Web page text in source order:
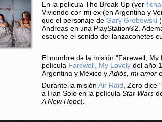
En la pelicula The Break-Up (ver ficha
Viviendo con mi ex (en Argentina y
que el personaje de Gary Grobowski
Andreas en una PlayStation®2.
escuche el sonido del lanzacohetes
El nombre de la misión "Farewell,
película Farewell, My Lovely del año
Argentina y México y Adiós, mi amor
Durante la misión Air Raid , Zero
a Han Solo en la película Star Wars
A New Hope).